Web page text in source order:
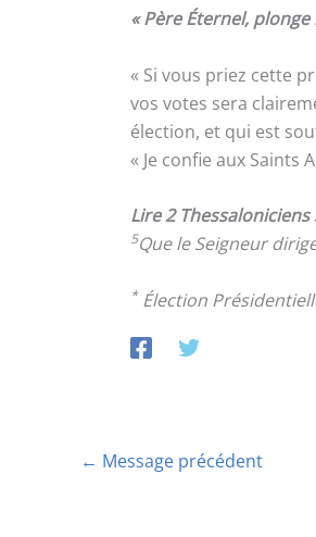
« Père Éternel,
« Si vous priez cette
vos votes sera
élection, et qui est
« Je confie aux
Lire 2 Thessaloniciens
5Que le Seigneur
*Élection
← Message précédent